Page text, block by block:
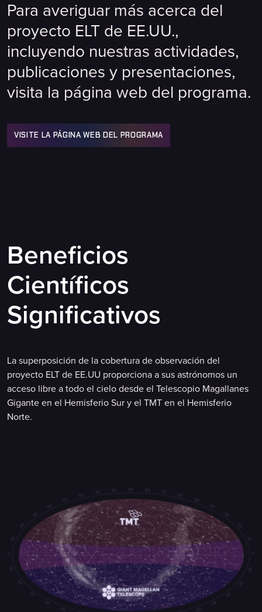
Para averiguar más acerca del
proyecto ELT de EE.UU.,
incluyendo nuestras actividades,
publicaciones y presentaciones,
visita la página web del programa.
VISITE LA PÁGINA WEB DEL PROGRAMA
Beneficios
Científicos
Significativos
La superposición de la cobertura de observación del
proyecto ELT de EE.UU proporciona a sus astrónomos un
acceso libre a todo el cielo desde el Telescopio Magallanes
Gigante en el Hemisferio Sur y el TMT en el Hemisferio
Norte.